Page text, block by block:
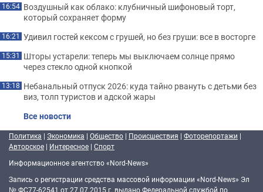
16:54 Воздушный как облако: клубничный шифоновый торт,
который сохраняет форму
16:21 Удивил гостей кексом с грушей, но без груши: все в восторге
15:31 Шторы устарели: теперь мы выключаем солнце прямо
через стекло одной кнопкой
13:18 Небанальный отпуск 2026: куда тайно рвануть с детьми без
виз, толп туристов и адской жары
Все новости
Политика | Экономика | Общество | Происшествия | Фоторепортажи |
Авторское | Интересное | Спорт
Информационное агентство «Nord-News»
Запись о регистрации средства массовой информации «Nord-News» Эл
№ ФС77-62541 от 27.07.2015 г. выдано Федеральной службой по